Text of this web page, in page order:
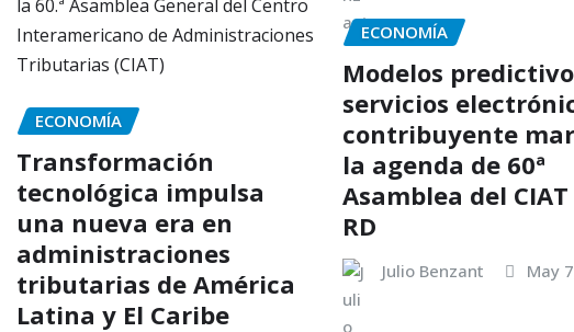
ECONOMÍA
Transformación
tecnológica impulsa
una nueva era en
administraciones
tributarias de América
Latina y El Caribe
ECONOMÍA
Modelos
servicios
contribuyente
la agenda de 60ª
Asamblea del CIAT
RD
Julio Benzant May